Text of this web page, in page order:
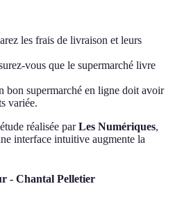
les frais de livraison et leurs
vous que le supermarché livre
bon supermarché en ligne doit avoir
variée.
réalisée parLes Numériques,
interface intuitive augmente la
- Chantal Pelletier